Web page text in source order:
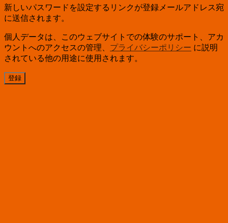
新しいパスワードを設定するリンクが登録メールアドレス宛
に送信されます。
個人データは、このウェブサイトでの体験のサポート、アカ
ウントへのアクセスの管理、 プライバシーポリシー に説明
されている他の用途に使用されます。
登録